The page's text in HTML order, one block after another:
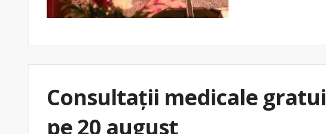
Consultații medicale
pe 20 august